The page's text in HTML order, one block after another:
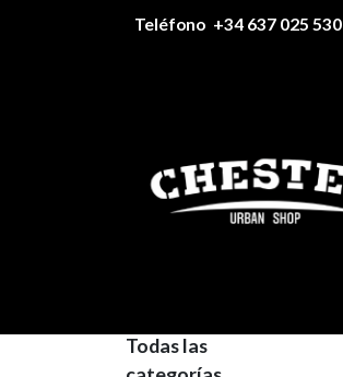
Teléfono +34 637 025 530
Todas las